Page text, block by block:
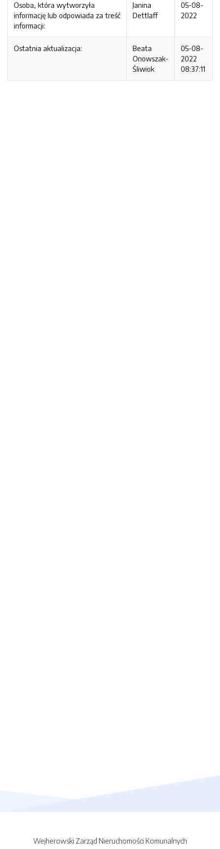
Osoba, która wytworzyła
informację lub odpowiada za treść
informacji:
Janina
Dettlaff
05-08-
2022
Ostatnia aktualizacja:
Beata
Onowszak-
Śliwiok
05-08-
2022
08:37:11
Wejherowski Zarząd Nieruchomości Komunalnych